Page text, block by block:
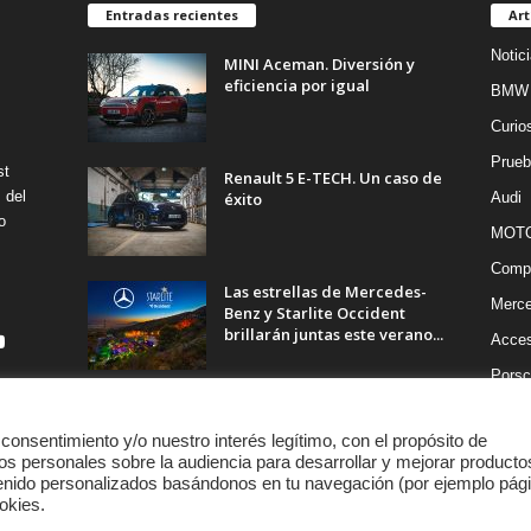
Entradas recientes
MINI Aceman. Diversión y
eficiencia por igual
Renault 5 E-TECH. Un caso de
éxito
Las estrellas de Mercedes-
Benz y Starlite Occident
brillarán juntas este verano...
BMW
Audi
y/o nuestro interés legítimo, con el propósito de
personales sobre la audiencia para desarrollar y mejorar
personalizados basándonos en tu navegación (por ejemplo